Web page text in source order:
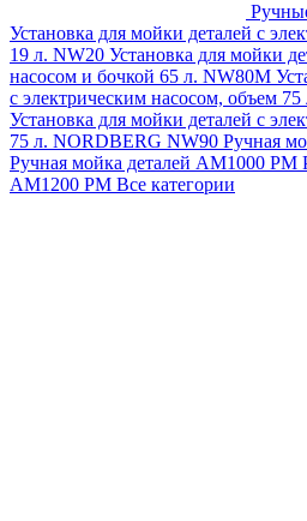
Установка для мойки деталей с
19 л. NW20 Установка для мойки
насосом и бочкой 65 л. NW80M
с электрическим насосом, объем
Установка для мойки деталей с
75 л. NORDBERG NW90 Ручная
Ручная мойка деталей АМ1000 РМ
АМ1200 РМ Все категории